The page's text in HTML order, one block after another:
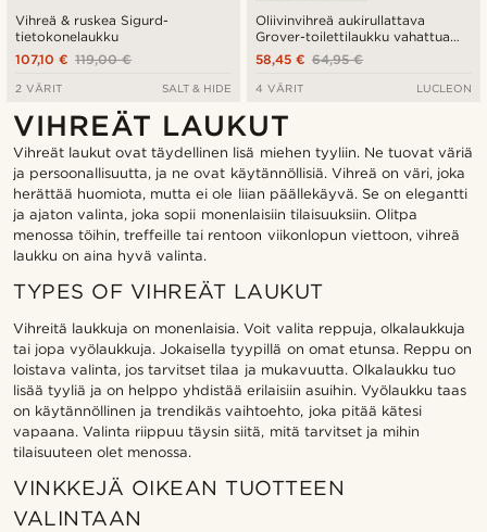
Vihreä & ruskea Sigurd-
tietokonelaukku
119,00 €
107,10 €
2 VÄRIT SALT & HIDE
Oliivinvihreä aukirullattava
Grover-toilettilaukku vahattua
kanvaasia64,95 €
58,45 €
4 VÄRIT LUCLEON
VIHREÄT LAUKUT
Vihreät laukut ovat täydellinen lisä miehen tyyliin. Ne tuovat väriä
ja persoonallisuutta, ja ne ovat käytännöllisiä. Vihreä on väri, joka
herättää huomiota, mutta ei ole liian päällekäyvä. Se on elegantti
ja ajaton valinta, joka sopii monenlaisiin tilaisuuksiin. Olitpa
menossa töihin, treffeille tai rentoon viikonlopun viettoon, vihreä
laukku on aina hyvä valinta.
TYPES OF VIHREÄT LAUKUT
Vihreitä laukkuja on monenlaisia. Voit valita reppuja, olkalaukkuja
tai jopa vyölaukkuja. Jokaisella tyypillä on omat etunsa. Reppu on
loistava valinta, jos tarvitset tilaa ja mukavuutta. Olkalaukku tuo
lisää tyyliä ja on helppo yhdistää erilaisiin asuihin. Vyölaukku taas
on käytännöllinen ja trendikäs vaihtoehto, joka pitää kätesi
vapaana. Valinta riippuu täysin siitä, mitä tarvitset ja mihin
tilaisuuteen olet menossa.
VINKKEJÄ OIKEAN TUOTTEEN
VALINTAAN